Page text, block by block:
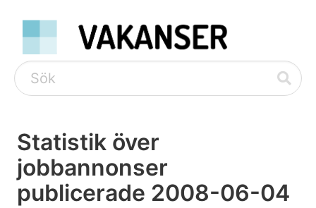
Statistik över
jobbannonser
publicerade 2008-06-04